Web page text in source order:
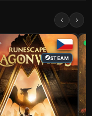
‹ ›
STEAM